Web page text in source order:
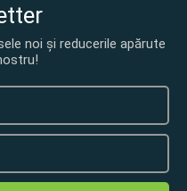
noi și reducerile apărute